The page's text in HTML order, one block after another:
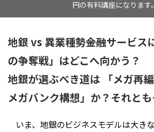
円の有料講座になります。
地銀 vs 異業種勢――金融サービ
の争奪戦」はどこへ向かう？
地銀が選ぶべき道は 「メガ再
メガバンク構想」か？それと
いま、地銀のビジネスモデルは大き